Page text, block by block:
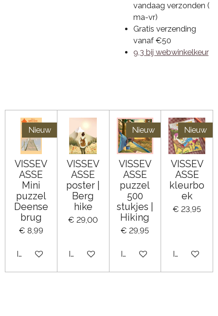
vandaag verzonden (
ma-vr)
Gratis verzending
vanaf €50
9,3 bij webwinkelkeur
Nieuw
VISSEV
ASSE
Mini
puzzel
Deense
brug
€ 8,99
In winkelwagen
VISSEV
ASSE
poster |
Berg
hike
€ 29,00
In winkelwagen
Nieuw
VISSEV
ASSE
puzzel
500
stukjes |
Hiking
€ 29,95
In winkelwagen
Nieuw
VISSEV
ASSE
kleurbo
ek
€ 23,95
In